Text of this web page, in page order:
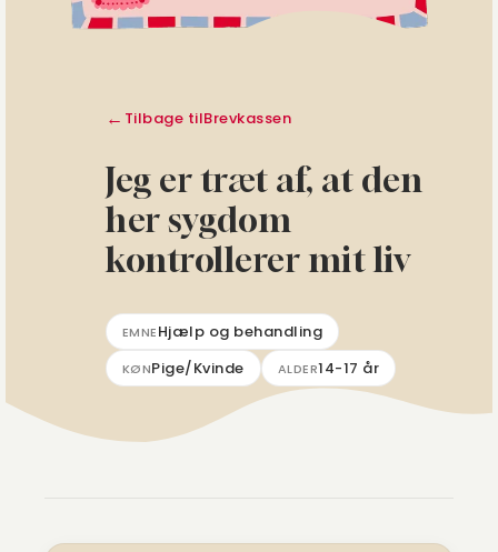
Tilbage tilBrevkassen
Jeg er træt af, at den
her sygdom
kontrollerer mit liv
EMNEHjælp og behandling
KØNPige/Kvinde ALDER14-17 år